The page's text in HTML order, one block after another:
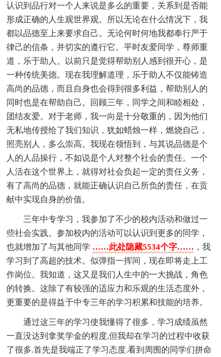
认识到品行对一个人来说是多么的重要，关系到是否能
形成正确的人生观世界观。所以无论在什么情况下，我
都以品德至上来要求自己。无论何时何地我都奉行严于
律己的信条，并切实的遵行它。平时友爱同学，尊师重
道，乐于助人。以前只是觉得帮助别人感到很开心，是
一种传统美德。现在我理解道理，乐于助人不仅能铸造
高尚的品德，而且自身也会得到很多利益，帮助别人的
同时也是在帮助自己。回顾三年，同学之间和睦相处，
团结友爱。对于老师，我一向是十分敬重的，因为他们
无私地传授给了我们知识，犹如蜡烛一样，燃烧自己，
照亮别人，多么崇高。我现在领悟到，与其说品德是个
人的人品操行，不如说是个人对整个社会的责任。一个
人活在这个世界上，就得对社会负起一定的责任义务，
有了高尚的品德，就能正确认识自己所负的责任，在贡
献中实现自身的价值。
三年中专学习，我参加了不少的校内活动和做过一
些社会实践。参加校内的活动可以认识到更多的同学，
也就增加了与其他同学 ……此处隐藏5534个字…… ，我
学习到了高超的技术。似弹指一挥间，现在即将走上工
作岗位。我知道，这又是我们人生中的一大挑战，角色
的转换。这除了有较强的适应力和乐观的生活态度外，
更重要的是得益于中专三年的学习积累和技能的培养。
通过这三年的学习使我懂得了很多，学习成绩虽然
一直没达到拿奖学金的程度,但我却在学习的过程中收获
了很多.首先是我端正了学习态度.看到周围的同学们拼命